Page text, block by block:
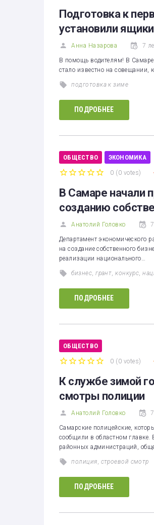
Подготовка к
установили
Анна Назарова 7
В помощь водителям! В Самаре
стало известно на совещании,
подготовка к зиме
ПОДРОБНЕЕ
ОБЩЕСТВО ЭКОНОМИКА
0 (0 votes)
В Самаре начали
созданию
Анатолий Головко
Департамент экономического
на создание собственного
реализации национального…
бизнес ,грант ,конкурс ,
ПОДРОБНЕЕ
ОБЩЕСТВО
0 (0 votes)
К службе зимой
смотры полиции
Анатолий Головко
Самарские полицейские,
сообщили в областном главке.
районных администраций,
полиция строевой смотр
ПОДРОБНЕЕ